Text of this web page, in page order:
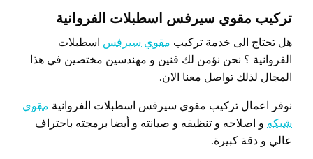
تركيب مقوي سيرفس اسطبلات الفروانية
هل تحتاج الى خدمة تركيب مقوي سيرفس اسطبلات
الفروانية ؟ نحن نؤمن لك فنين و مهندسين مختصين في هذا
المجال لذلك تواصل معنا الان.
نوفر اعمال تركيب مقوي سيرفس اسطبلات الفروانية مقوي
شبكه و اصلاحه و تنظيفه و صيانته و أيضا برمجته باحتراف
عالي و دقة كبيرة.